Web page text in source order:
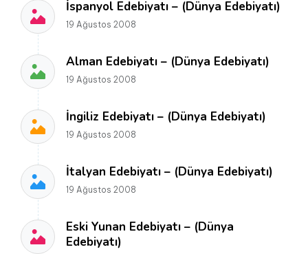
İspanyol Edebiyatı – (Dünya Edebiyatı)
19 Ağustos 2008
Alman Edebiyatı – (Dünya Edebiyatı)
19 Ağustos 2008
İngiliz Edebiyatı – (Dünya Edebiyatı)
19 Ağustos 2008
İtalyan Edebiyatı – (Dünya Edebiyatı)
19 Ağustos 2008
Eski Yunan Edebiyatı – (Dünya
Edebiyatı)